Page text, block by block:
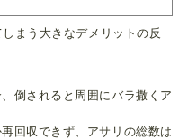
まう大きなデメリットの反
倒されると周囲にバラ撒くア
回収できず、アサリの総数は